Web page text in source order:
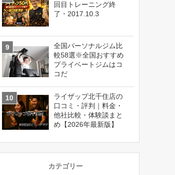
回目トレーニング終
了・2017.10.3
全国パーソナルジム比
較58選※全国おすすめ
プライベートジムはコ
コだ
ライザップ北千住店の
口コミ・評判｜料金・
他社比較・体験談まと
め【2026年最新版】
カテゴリー